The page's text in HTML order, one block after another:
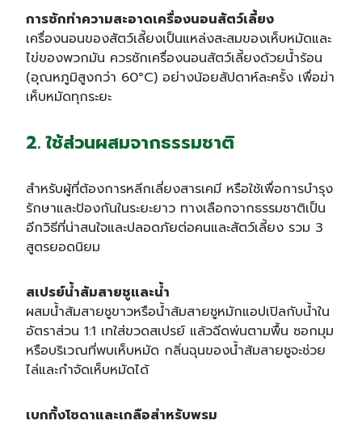
การซักทำความสะอาดเครื่องนอนสัตว์เลี้ยง
เครื่องนอนของสัตว์เลี้ยงเป็นแหล่งสะสมของเห็บหมัดและ
ไข่ของพวกมัน ควรซักเครื่องนอนสัตว์เลี้ยงด้วยน้ำร้อน
(อุณหภูมิสูงกว่า 60°C) อย่างน้อยสัปดาห์ละครั้ง เพื่อฆ่า
เห็บหมัดทุกระยะ
2. ใช้ส่วนผสมจากธรรมชาติ
สำหรับผู้ที่ต้องการหลีกเลี่ยงสารเคมี หรือใช้เพื่อการบำรุง
รักษาและป้องกันในระยะยาว ทางเลือกจากธรรมชาติเป็น
อีกวิธีที่น่าสนใจและปลอดภัยต่อคนและสัตว์เลี้ยง รวม 3
สูตรยอดนิยม
สเปรย์น้ำส้มสายชูและน้ำ
ผสมน้ำส้มสายชูขาวหรือน้ำส้มสายชูหมักแอปเปิลกับน้ำใน
อัตราส่วน 1:1 เทใส่ขวดสเปรย์ แล้วฉีดพ่นตามพื้น ซอกมุม
หรือบริเวณที่พบเห็บหมัด กลิ่นฉุนของน้ำส้มสายชูจะช่วย
ไล่และกำจัดเห็บหมัดได้
เบกกิ้งโซดาและเกลือสำหรับพรม